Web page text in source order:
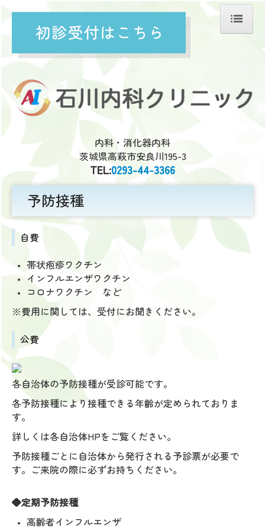
院長紹介
診療案内
施設案内
アクセス
内科・消化器内科
茨城県高萩市安良川195-3
TEL:0293-44-3366
予防接種
自費
帯状疱疹ワクチン
インフルエンザワクチン
コロナワクチン など
※費用に関しては、受付にお聞きください。
公費
各自治体の予防接種が受診可能です。
各予防接種により接種できる年齢が定められておりま
す。
詳しくは各自治体HPをご覧ください。
予防接種ごとに自治体から発行される予診票が必要で
す。ご来院の際に必ずお持ちください。
◆定期予防接種
高齢者インフルエンザ